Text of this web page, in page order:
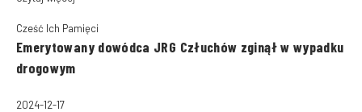
Cześć Ich Pamięci
Emerytowany dowódca JRG Człuchów zginął w wypadku
drogowym
2024-12-17